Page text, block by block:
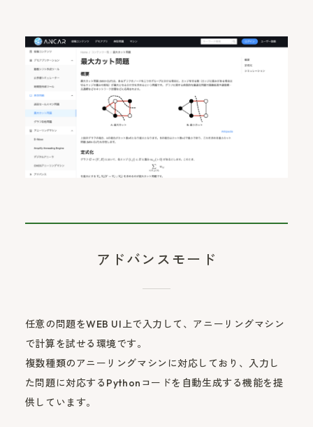
アドバンスモード
任意の問題をWEB UI上で入力して、アニーリングマシン
で計算を試せる環境です。
複数種類のアニーリングマシンに対応しており、入力し
た問題に対応するPythonコードを自動生成する機能を提
供しています。